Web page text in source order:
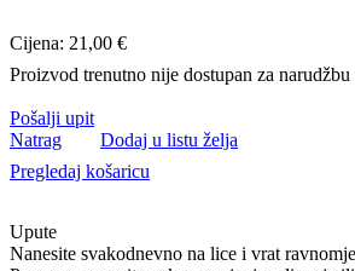
Cijena: 21,00 €
Proizvod trenutno nije dostupan za narudžbu
Pošalji upit
Natrag
Dodaj u listu želja
Pregledaj košaricu
Upute
Nanesite svakodnevno na lice i vrat